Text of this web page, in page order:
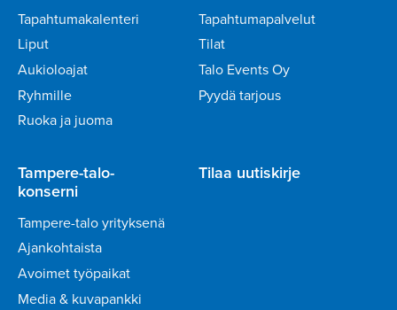
Tapahtumakalenteri
Liput
Aukioloajat
Ryhmille
Ruoka ja juoma
Tapahtumapalvelut
Tilat
Talo Events Oy
Pyydä tarjous
Tampere-talo-
konserni
Tampere-talo yrityksenä
Ajankohtaista
Avoimet työpaikat
Media & kuvapankki
Tilaa uutiskirje